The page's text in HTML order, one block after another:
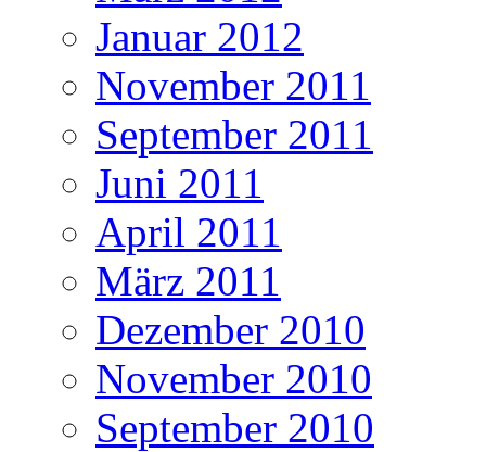
Januar 2012
November 2011
September 2011
Juni 2011
April 2011
März 2011
Dezember 2010
November 2010
September 2010